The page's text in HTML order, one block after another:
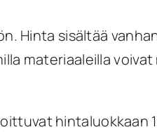
Hinta sisältää
materiaaleilla voivat
hintaluokkaan